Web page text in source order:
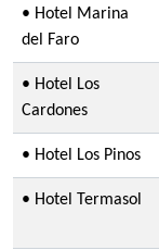
• Hotel Marina
del Faro
• Hotel Los
Cardones
• Hotel Los Pinos
• Hotel Termasol